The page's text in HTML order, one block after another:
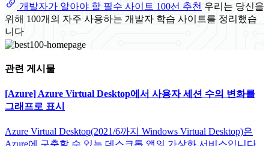
개발자가 알아야 할 필수 사이트 100선 추천 우리는 당신을
위해 100개의 자주 사용하는 개발자 학습 사이트를 정리했습
니다
관련 게시물
[Azure] Azure Virtual Desktop에서 사용자 세션 수의 변화를
그래프로 표시
Azure Virtual Desktop(2021/6까지 Windows Virtual Desktop)은